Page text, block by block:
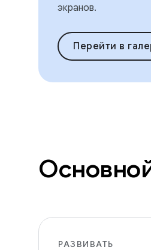
экранов.
Перейти в
РАЗВИВАТЬ